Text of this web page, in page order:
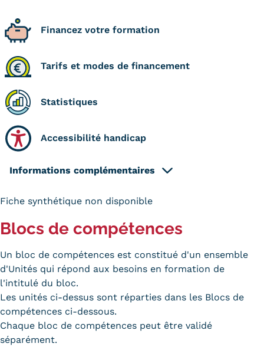
Qualiopi
Erasmus
Règlement intérieur
Modalités de financement
Infos entreprises
Former ses salariés
Financez votre formation
Tarifs et modes de financement
Statistiques
Accessibilité handicap
Informations complémentaires
Fiche synthétique non disponible
Blocs de compétences
Un bloc de compétences est constitué d'un ensemble
d'Unités qui répond aux besoins en formation de
l'intitulé du bloc.
Les unités ci-dessus sont réparties dans les Blocs de
compétences ci-dessous.
Chaque bloc de compétences peut être validé
séparément.